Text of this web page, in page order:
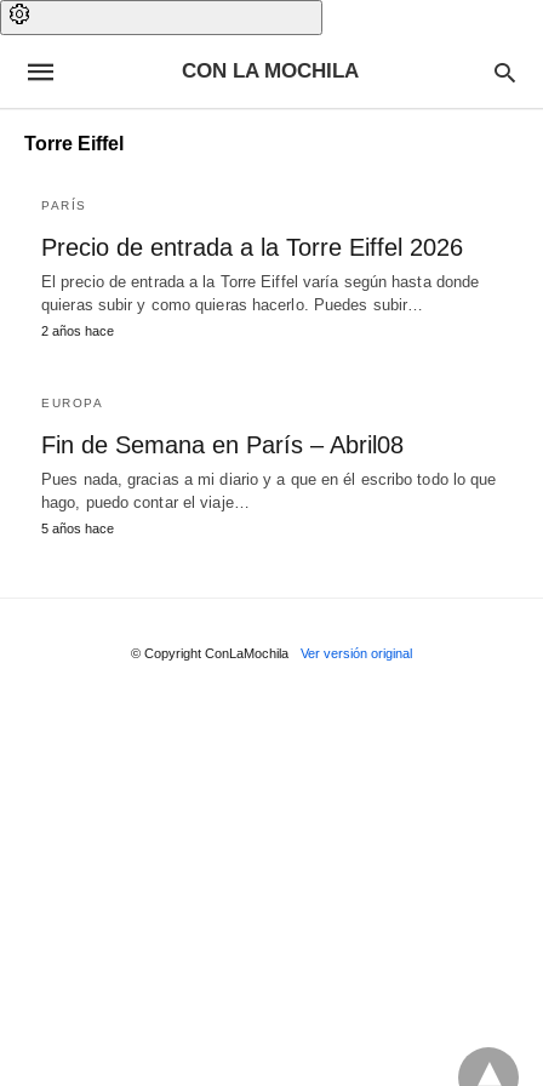
CON LA MOCHILA
Torre Eiffel
PARÍS
Precio de entrada a la Torre Eiffel 2026
El precio de entrada a la Torre Eiffel varía según hasta donde
quieras subir y como quieras hacerlo. Puedes subir…
2 años hace
EUROPA
Fin de Semana en París – Abril08
Pues nada, gracias a mi diario y a que en él escribo todo lo que
hago, puedo contar el viaje…
5 años hace
© Copyright ConLaMochila Ver versión original